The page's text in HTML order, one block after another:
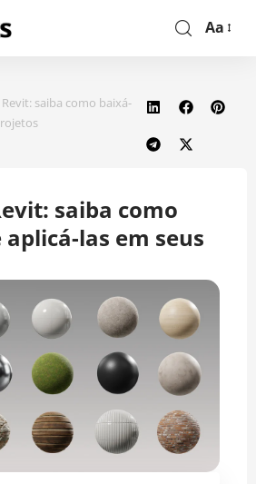
Aa
saiba como baixá-
saiba como
las em seus